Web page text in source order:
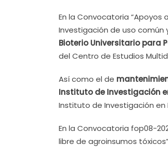
En la Convocatoria
Investigación de uso común
Bioterio Universitario para
del Centro de Estudios
Así como el de
Instituto de Investigación
Instituto de Investigación en
En la Convocatoria fop08-
libre de agroinsumos